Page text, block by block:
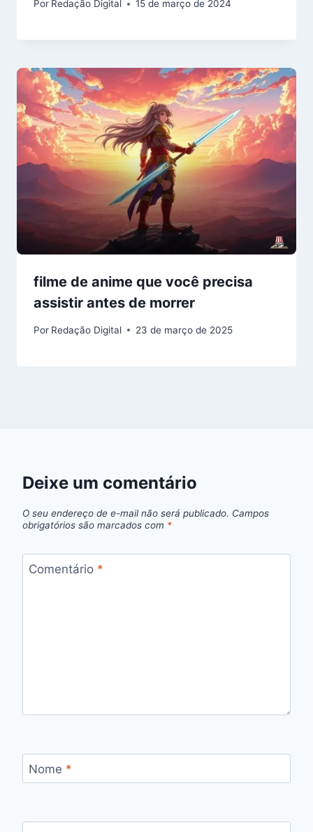
Por Redação Digital 15 de março de 2024
filme de anime que você precisa
assistir antes de morrer
Por Redação Digital 23 de março de 2025
Deixe um comentário
O seu endereço de e-mail não será publicado. Campos
obrigatórios são marcados com *
Comentário *
Nome *